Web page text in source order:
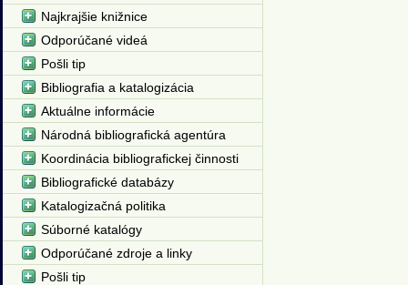
Najkrajšie knižnice
Odporúčané videá
Pošli tip
Bibliografia a katalogizácia
Aktuálne informácie
Národná bibliografická agentúra
Koordinácia bibliografickej činnosti
Bibliografické databázy
Katalogizačná politika
Súborné katalógy
Odporúčané zdroje a linky
Pošli tip